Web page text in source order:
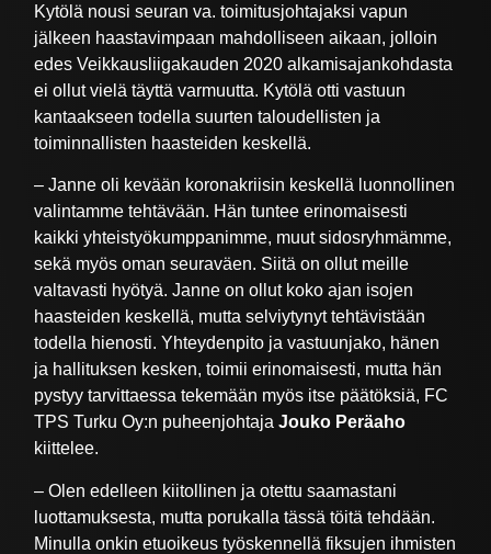
Kytölä nousi seuran va. toimitusjohtajaksi vapun
jälkeen haastavimpaan mahdolliseen aikaan, jolloin
edes Veikkausliigakauden 2020 alkamisajankohdasta
ei ollut vielä täyttä varmuutta. Kytölä otti vastuun
kantaakseen todella suurten taloudellisten ja
toiminnallisten haasteiden keskellä.
– Janne oli kevään koronakriisin keskellä luonnollinen
valintamme tehtävään. Hän tuntee erinomaisesti
kaikki yhteistyökumppanimme, muut sidosryhmämme,
sekä myös oman seuraväen. Siitä on ollut meille
valtavasti hyötyä. Janne on ollut koko ajan isojen
haasteiden keskellä, mutta selviytynyt tehtävistään
todella hienosti. Yhteydenpito ja vastuunjako, hänen
ja hallituksen kesken, toimii erinomaisesti, mutta hän
pystyy tarvittaessa tekemään myös itse päätöksiä, FC
TPS Turku Oy:n puheenjohtajaJouko Peräaho
kiittelee.
– Olen edelleen kiitollinen ja otettu saamastani
luottamuksesta, mutta porukalla tässä töitä tehdään.
Minulla onkin etuoikeus työskennellä fiksujen ihmisten